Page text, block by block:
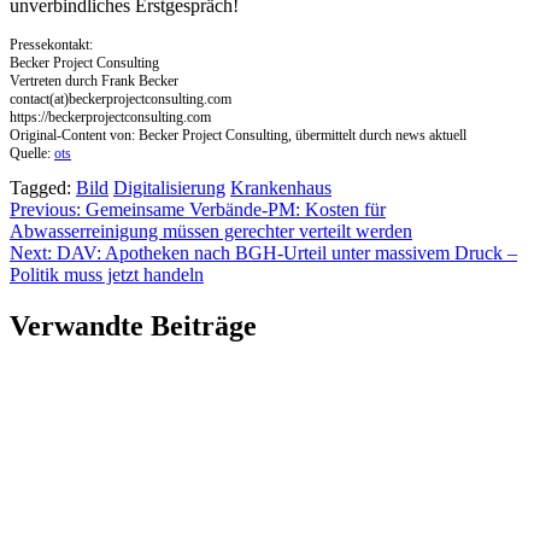
unverbindliches Erstgespräch!
Pressekontakt:
Becker Project Consulting
Vertreten durch Frank Becker
contact(at)beckerprojectconsulting.com
https://beckerprojectconsulting.com
Original-Content von: Becker Project Consulting, übermittelt durch news aktuell
Quelle: ots
Tagged: Bild Digitalisierung Krankenhaus
Beitragsnavigation
Previous: Gemeinsame Verbände-PM: Kosten für
Abwasserreinigung müssen gerechter verteilt werden
Next: DAV: Apotheken nach BGH-Urteil unter massivem Druck –
Politik muss jetzt handeln
Verwandte Beiträge